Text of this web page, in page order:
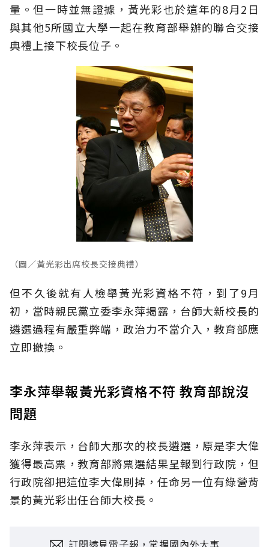
量。但一時並無證據，黃光彩也於這年的8月2日
與其他5所國立大學一起在教育部舉辦的聯合交接
典禮上接下校長位子。
（圖／黃光彩出席校長交接典禮）
但不久後就有人檢舉黃光彩資格不符，到了9月
初，當時親民黨立委李永萍揭露，台師大新校長的
遴選過程有嚴重弊端，政治力不當介入，教育部應
立即撤換。
李永萍舉報黃光彩資格不符 教育部說沒
問題
李永萍表示，台師大那次的校長遴選，原是李大偉
獲得最高票，教育部將票選結果呈報到行政院，但
行政院卻把這位李大偉刷掉，任命另一位有綠營背
景的黃光彩出任台師大校長。
訂閱遠見電子報，掌握國內外大事